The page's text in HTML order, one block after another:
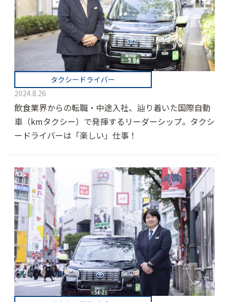
タクシードライバー
2024.8.26
飲食業界からの転職・中途入社、辿り着いた国際自動
車（kmタクシー）で発揮するリーダーシップ。タクシ
ードライバーは「楽しい」仕事！